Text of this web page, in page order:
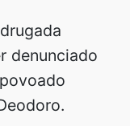
denunciado